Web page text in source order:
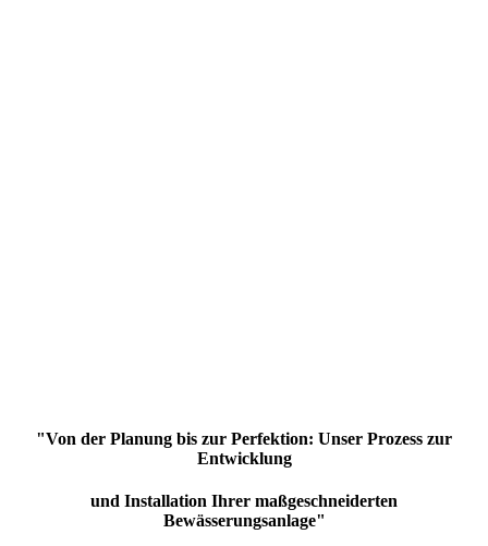
"Von der Planung bis zur Perfektion: Unser Prozess zur
Entwicklung
und Installation Ihrer maßgeschneiderten
Bewässerungsanlage"